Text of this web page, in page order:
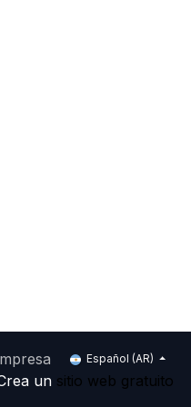
Español (AR)
un sitio web gratuito